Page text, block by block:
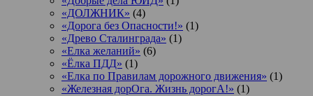
«ДОЛЖНИК» (4)
«Дорога без Опасности!» (1)
«Древо Сталинграда» (1)
«Елка желаний» (6)
«Ёлка ПДД» (1)
«Елка по Правилам дорожного движения» (1)
«Железная дорОга. Жизнь дорогА!» (1)